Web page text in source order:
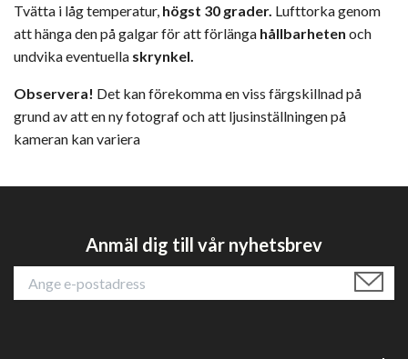
Tvätta i låg temperatur, högst 30 grader. Lufttorka genom
att hänga den på galgar för att förlänga hållbarheten och
undvika eventuella skrynkel.
Observera! Det kan förekomma en viss färgskillnad på
grund av att en ny fotograf och att ljusinställningen på
kameran kan variera
Anmäl dig till vår nyhetsbrev